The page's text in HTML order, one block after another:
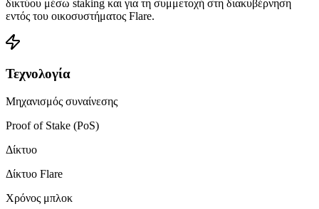
δικτύου μέσω staking και για τη συμμετοχή στη διακυβέρνηση
εντός του οικοσυστήματος Flare.
Τεχνολογία
Μηχανισμός συναίνεσης
Proof of Stake (PoS)
Δίκτυο
Δίκτυο Flare
Χρόνος μπλοκ